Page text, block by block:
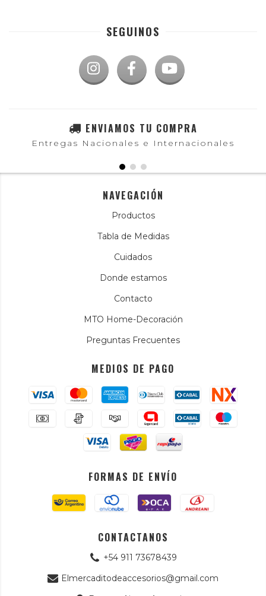
SEGUINOS
ENVIAMOS TU COMPRA
Entregas Nacionales e Internacionales
NAVEGACIÓN
Productos
Tabla de Medidas
Cuidados
Donde estamos
Contacto
MTO Home-Decoración
Preguntas Frecuentes
MEDIOS DE PAGO
FORMAS DE ENVÍO
CONTACTANOS
+54 911 73678439
Elmercaditodeaccesorios@gmail.com